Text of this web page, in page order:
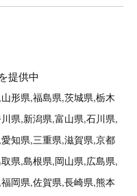
提供中
形県,福島県,茨城県,栃木
県,新潟県,富山県,石川県,
知県,三重県,滋賀県,京都
県,島根県,岡山県,広島県,
岡県,佐賀県,長崎県,熊本